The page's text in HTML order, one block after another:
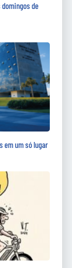
de
em um só lugar